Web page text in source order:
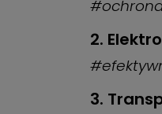
2.
3.